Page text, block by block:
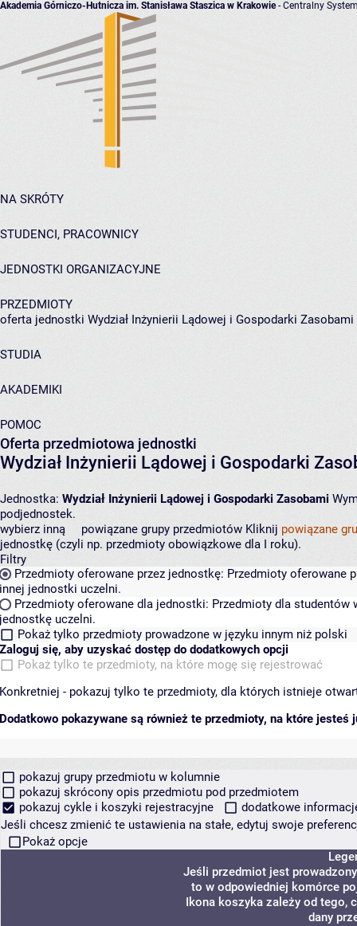
Akademia Górniczo-Hutnicza im. Stanisława Staszica w Krakowie- Centralny
NA SKRÓTY
STUDENCI, PRACOWNICY
JEDNOSTKI ORGANIZACYJNE
PRZEDMIOTY
oferta jednostki Wydział Inżynierii Lądowej i Gospodarki Zasobami
STUDIA
AKADEMIKI
POMOC
Oferta przedmiotowa jednostki
Wydział Inżynierii Lądowej i Gospodarki
Jednostka: Wydział Inżynierii Lądowej i Gospodarki Zasobami
podjednostek.
wybierz inną
powiązane grupy przedmiotów Kliknij powiązane
jednostkę (czyli np. przedmioty obowiązkowe dla I roku).
Filtry
Przedmioty oferowane przez jednostkę: Przedmioty oferowane
innej jednostki uczelni.
Przedmioty oferowane dla jednostki: Przedmioty dla studentów
jednostkę uczelni.
Pokaż tylko przedmioty prowadzone w języku innym niż polski
Zaloguj się, aby uzyskać dostęp do dodatkowych opcji
Pokaż tylko te przedmioty, na które mogę się rejestrować
Konkretniej - pokazuj tylko te przedmioty, dla których istnieje
Dodatkowo pokazywane są również te przedmioty, na które jesteś
pokazuj grupy przedmiotu w kolumnie
pokazuj skrócony opis przedmiotu pod przedmiotem
pokazuj cykle i koszyki rejestracyjne
dodatkowe
Jeśli chcesz zmienić te ustawienia na stałe, edytuj swoje
Pokaż opcje
Jeśli przedmiot jest
to w odpowiedniej komórce
Ikona koszyka zależy od tego,
dany